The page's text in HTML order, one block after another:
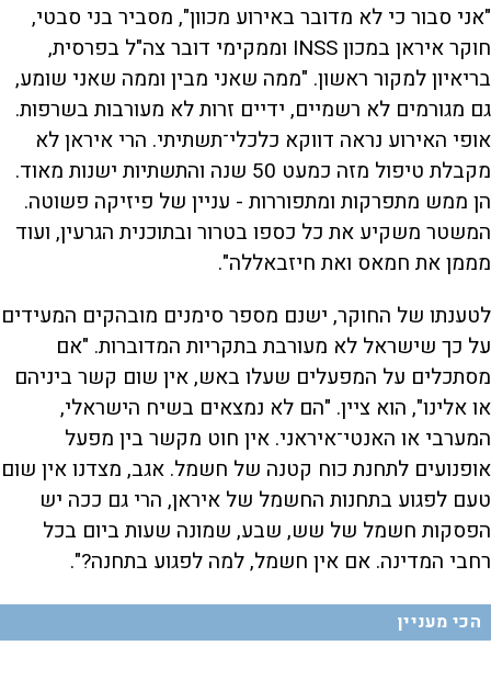
"אני סבור כי לא מדובר באירוע מכוון", מסביר בני סבטי,
חוקר איראן במכון INSS וממקימי דובר צה"ל בפרסית,
בריאיון למקור ראשון. "ממה שאני מבין וממה שאני שומע,
גם מגורמים לא רשמיים, ידיים זרות לא מעורבות בשרפות.
אופי האירוע נראה דווקא כלכלי־תשתיתי. הרי איראן לא
מקבלת טיפול מזה כמעט 50 שנה והתשתיות ישנות מאוד.
הן ממש מתפרקות ומתפוררות - עניין של פיזיקה פשוטה.
המשטר משקיע את כל כספו בטרור ובתוכנית הגרעין, ועוד
מממן את חמאס ואת חיזבאללה".
לטענתו של החוקר, ישנם מספר סימנים מובהקים המעידים
על כך שישראל לא מעורבת בתקריות המדוברות. "אם
מסתכלים על המפעלים שעלו באש, אין שום קשר ביניהם
או אלינו", הוא ציין. "הם לא נמצאים בשיח הישראלי,
המערבי או האנטי־איראני. אין חוט מקשר בין מפעל
אופנועים לתחנת כוח קטנה של חשמל. אגב, מצדנו אין שום
טעם לפגוע בתחנות החשמל של איראן, הרי גם ככה יש
הפסקות חשמל של שש, שבע, שמונה שעות ביום בכל
רחבי המדינה. אם אין חשמל, למה לפגוע בתחנה?".
הכי מעניין